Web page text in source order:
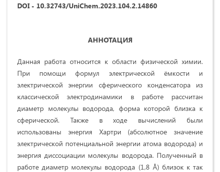
DOI - 10.32743/UniChem.2023.104.2.14860
АННОТАЦИЯ
Данная работа относится к области физической химии.
При помощи формул электрической ёмкости и
электрической энергии сферического конденсатора из
классической электродинамики в работе рассчитан
диаметр молекулы водорода, форма которой близка к
сферической. Также в ходе вычислений были
использованы энергия Хартри (абсолютное значение
электрической потенциальной энергии атома водорода) и
энергия диссоциации молекулы водорода. Полученный в
работе диаметр молекулы водорода (1,8 Å) близок к так